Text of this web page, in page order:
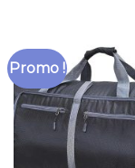
Promo !